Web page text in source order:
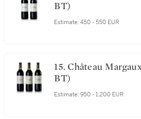
BT)
Estimate: 450 - 550 EUR
15. Château Margaux 1985 (3
BT)
Estimate: 950 - 1,200 EUR